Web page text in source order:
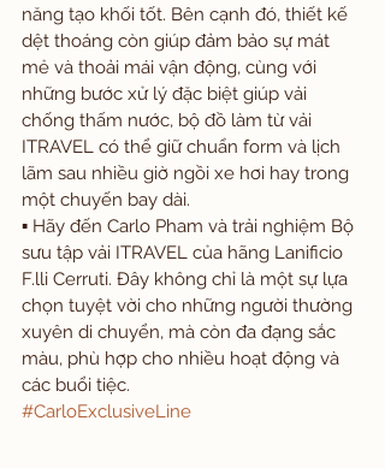
năng tạo khối tốt. Bên cạnh đó, thiết kế
dệt thoáng còn giúp đảm bảo sự mát
mẻ và thoải mái vận động, cùng với
những bước xử lý đặc biệt giúp vải
chống thấm nước, bộ đồ làm từ vải
ITRAVEL có thể giữ chuẩn form và lịch
lãm sau nhiều giờ ngồi xe hơi hay trong
một chuyến bay dài.
▪️ Hãy đến Carlo Pham và trải nghiệm Bộ
sưu tập vải ITRAVEL của hãng Lanificio
F.lli Cerruti. Đây không chỉ là một sự lựa
chọn tuyệt vời cho những người thường
xuyên di chuyển, mà còn đa đạng sắc
màu, phù hợp cho nhiều hoạt động và
các buổi tiệc.
#CarloExclusiveLine